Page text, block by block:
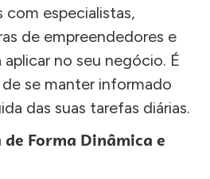
especialistas,
de empreendedores e
aplicar no seu negócio. É
se manter informado
das suas tarefas diárias.
Forma Dinâmica e